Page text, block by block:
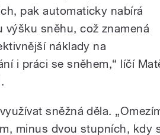
pak automaticky nabírá
výšku sněhu, což znamená
náklady na
i práci se sněhem,“ líčí
sněžná děla.
minus dvou stupních, kdy